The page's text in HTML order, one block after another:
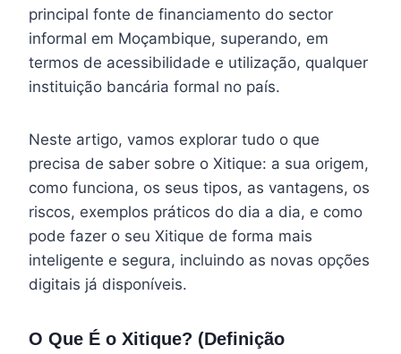
principal fonte de financiamento do sector
informal em Moçambique, superando, em
termos de acessibilidade e utilização, qualquer
instituição bancária formal no país.
Neste artigo, vamos explorar tudo o que
precisa de saber sobre o Xitique: a sua origem,
como funciona, os seus tipos, as vantagens, os
riscos, exemplos práticos do dia a dia, e como
pode fazer o seu Xitique de forma mais
inteligente e segura, incluindo as novas opções
digitais já disponíveis.
O Que É o Xitique? (Definição